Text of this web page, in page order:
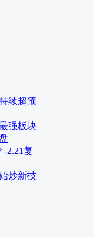
续超预
强板块
2.21复
炒新技